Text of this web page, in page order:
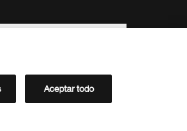
Directorio de Novartis
Aceptar todo